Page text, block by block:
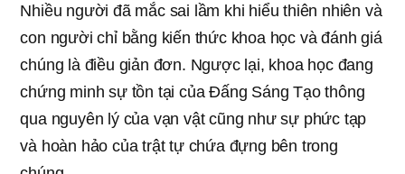
Nhiều người đã mắc sai lầm khi hiểu thiên nhiên và
con người chỉ bằng kiến thức khoa học và đánh giá
chúng là điều giản đơn. Ngược lại, khoa học đang
chứng minh sự tồn tại của Đấng Sáng Tạo thông
qua nguyên lý của vạn vật cũng như sự phức tạp
và hoàn hảo của trật tự chứa đựng bên trong